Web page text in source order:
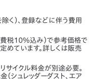
く）、登録などに伴う費用
税10％込み）で参考価格で
めています。詳しくは販売
サイクル料金が別途必要。
（シュレッダーダスト、エア